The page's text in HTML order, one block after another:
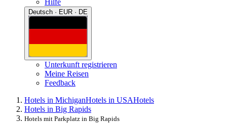
Hilfe
Deutsch · EUR · DE
Unterkunft registrieren
Meine Reisen
Feedback
Hotels in MichiganHotels in USAHotels
Hotels in Big Rapids
Hotels mit Parkplatz in Big Rapids